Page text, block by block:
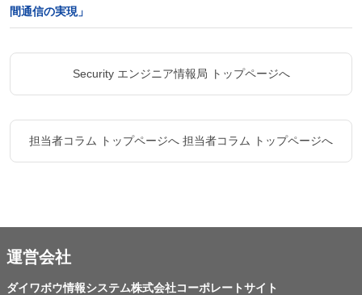
間通信の実現」
Security エンジニア情報局 トップページへ
担当者コラム トップページへ 担当者コラム トップページへ
運営会社
ダイワボウ情報システム株式会社コーポレートサイト